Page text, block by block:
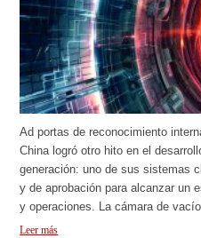
Ad portas de reconocimiento
China logró otro hito en el
generación: uno de sus sistemas
y de aprobación para alcanzar un
y operaciones. La cámara de
Leer más